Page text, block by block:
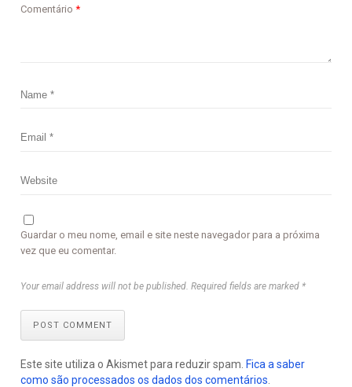
Comentário*
Guardar o meu nome, email e site neste navegador para a próxima
vez que eu comentar.
Your email address will not be published. Required fields are marked *
POST COMMENT
Este site utiliza o Akismet para reduzir spam. Fica a saber
como são processados os dados dos comentários